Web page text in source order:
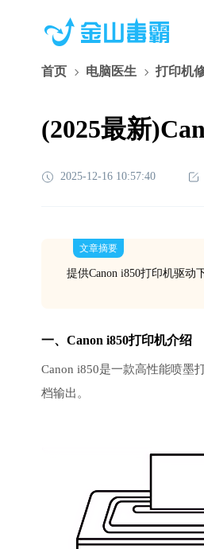
首页 电脑医生 打印机
(2025最新
2025-12-16 10:57:40
文章摘要
提供Canon i850打印机驱动
一、Canon i850打印机介绍
Canon i850是一款高性能喷墨
档输出。